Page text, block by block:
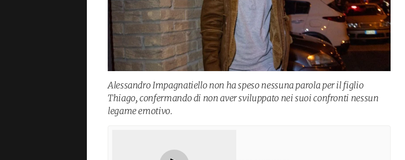
Alessandro Impagnatiello non ha speso nessuna parola per il figlio
Thiago, confermando di non aver sviluppato nei suoi confronti nessun
legame emotivo.